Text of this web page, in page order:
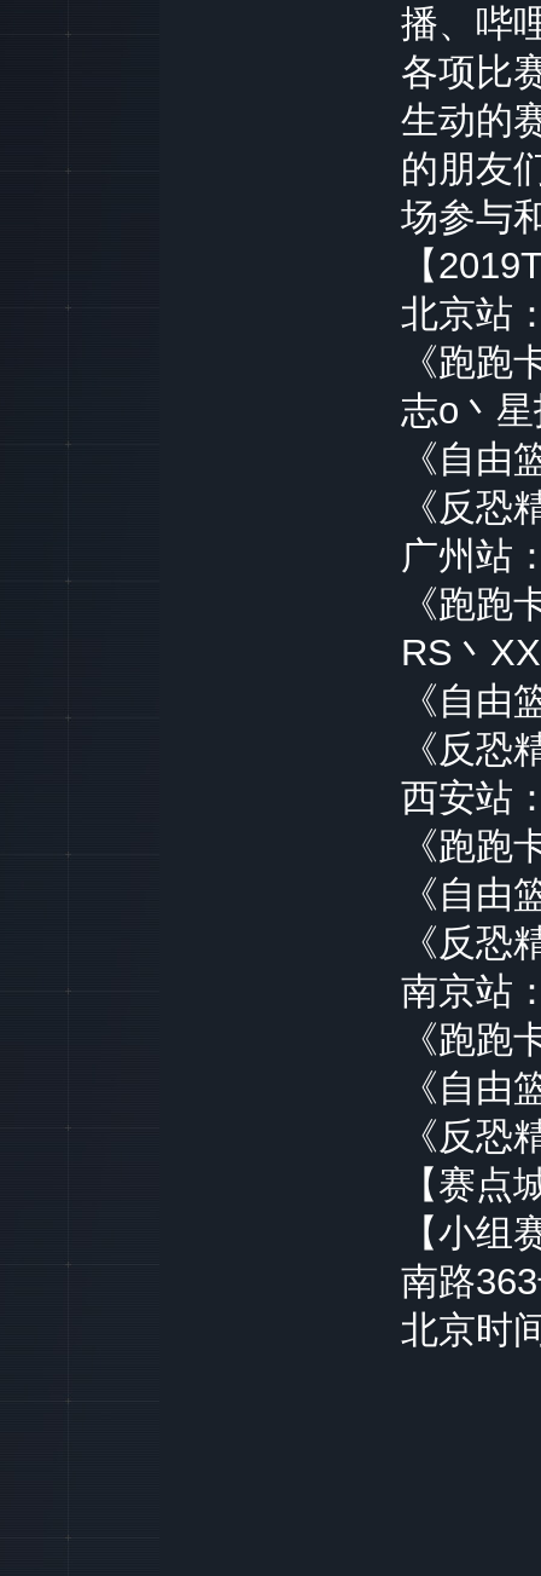
播、哔
各项比
生动的
的朋友
场参与
【
北京站
《跑
志o丶
《自由
《反恐
广州站
《跑
RS丶
《自由
《反恐
西安站
《跑
《自由
《反恐
南京站
《跑
《自
《反恐
【赛点
【小
南路
北京时